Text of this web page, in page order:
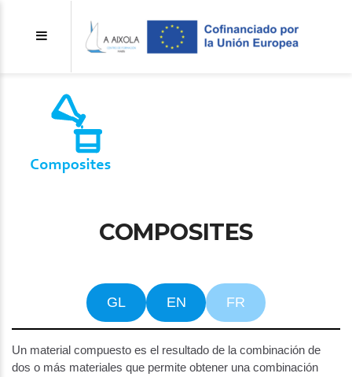
COMPOSITES
GL EN FR
Un material compuesto es el resultado de la combinación de
dos o más materiales que permite obtener una combinación